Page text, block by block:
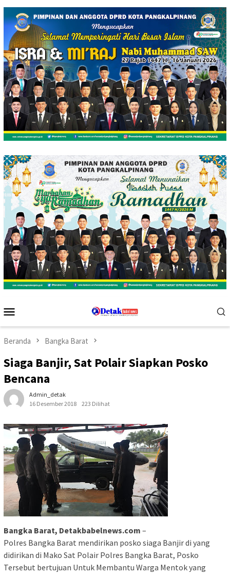
Loncat
konten
Mobile
Beranda Bangka Barat
Siaga Banjir, Sat Polair Siapkan Posko
Bencana
Admin_detak
16 Desember 2018
223 Dilihat
Bangka Barat, Detakbabelnews.com –
Polres Bangka Barat mendirikan posko siaga Banjir di yang
didirikan di Mako Sat Polair Polres Bangka Barat, Posko
Tersebut bertujuan Untuk Membantu Warga Mentok yang